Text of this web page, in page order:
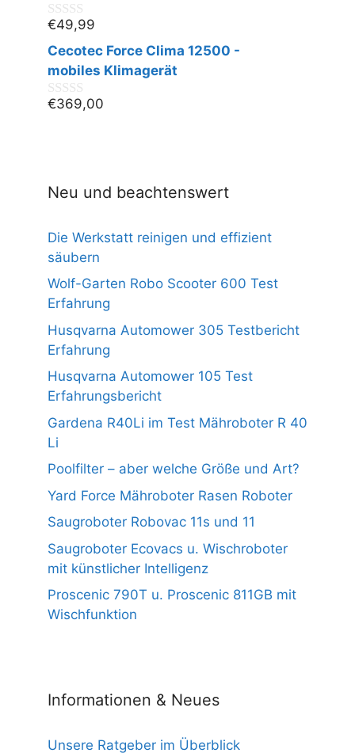
0
v
o
n
€49,99
Cecotec Force Clima 12500 -
mobiles Klimagerät
0
€369,00
Neu und beachtenswert
Die Werkstatt reinigen und effizient
säubern
Wolf-Garten Robo Scooter 600 Test
Erfahrung
Husqvarna Automower 305 Testbericht
Erfahrung
Husqvarna Automower 105 Test
Erfahrungsbericht
Gardena R40Li im Test Mähroboter R 40
Li
Poolfilter – aber welche Größe und Art?
Yard Force Mähroboter Rasen Roboter
Saugroboter Robovac 11s und 11
Saugroboter Ecovacs u. Wischroboter
mit künstlicher Intelligenz
Proscenic 790T u. Proscenic 811GB mit
Wischfunktion
Informationen & Neues
Unsere Ratgeber im Überblick